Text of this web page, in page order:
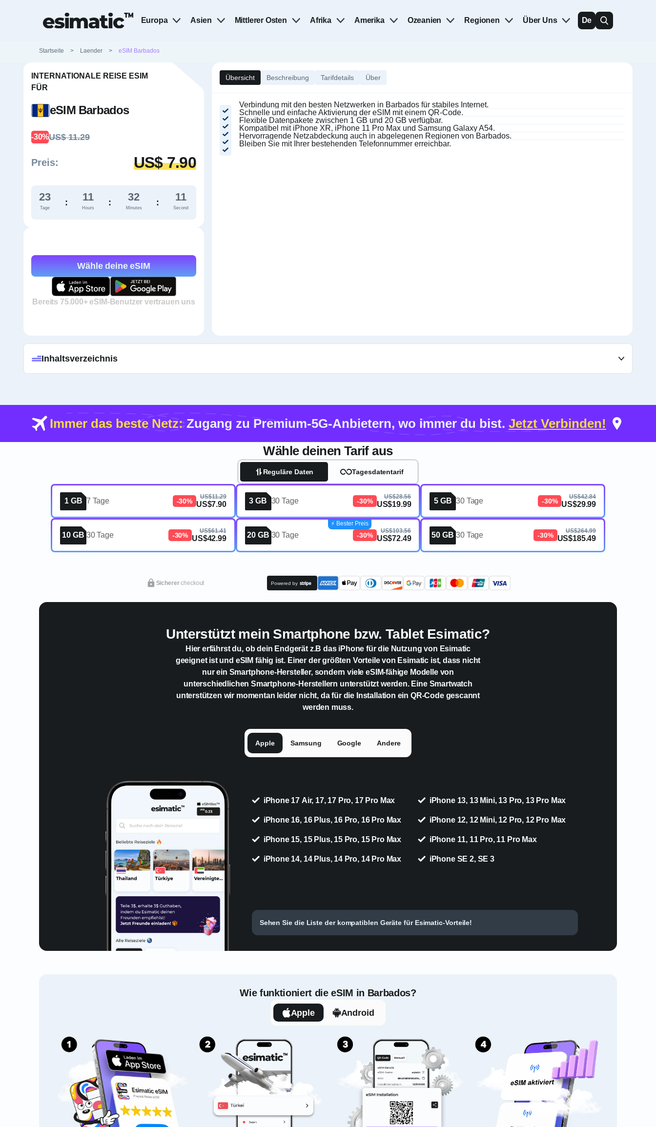
Europa Asien Mittlerer Osten Afrika Amerika Ozeanien Regionen Über Uns De
Startseite > Laender > eSIM Barbados
INTERNATIONALE REISE ESIM
FÜR
eSIM Barbados
-30%US$ 11.29
Preis: US$ 7.90
23
Tage
: 11
Hours
: 32
Minutes
: 10
Second
Wähle deine eSIM
Bereits 75.000+ eSIM-Benutzer vertrauen uns
Übersicht Beschreibung Tarifdetails Über
Verbindung mit den besten Netzwerken in Barbados für stabiles Internet.
Schnelle und einfache Aktivierung der eSIM mit einem QR-Code.
Flexible Datenpakete zwischen 1 GB und 20 GB verfügbar.
Kompatibel mit iPhone XR, iPhone 11 Pro Max und Samsung Galaxy A54.
Hervorragende Netzabdeckung auch in abgelegenen Regionen von Barbados.
Bleiben Sie mit Ihrer bestehenden Telefonnummer erreichbar.
Inhaltsverzeichnis
Immer das beste Netz:Zugang zu Premium-5G-Anbietern, wo immer du bist. Jetzt Verbinden!
Wähle deinen Tarif aus
Reguläre Daten Tagesdatentarif
1 GB 7 Tage -30%
US$11.29
US$7.90 3 GB 30 Tage -30%
US$28.56
US$19.99 5 GB 30 Tage -30%
US$42.84
US$29.99
10 GB 30 Tage -30%
US$61.41
US$42.99 20 GB 30 Tage -30%
US$103.56
US$72.49
⚡️ Bester Preis
50 GB 30 Tage -30%
US$264.99
US$185.49
Sicherercheckout Powered by
Unterstützt mein Smartphone bzw. Tablet Esimatic?
Hier erfährst du, ob dein Endgerät z.B das iPhone für die Nutzung von Esimatic
geeignet ist und eSIM fähig ist. Einer der größten Vorteile von Esimatic ist, dass nicht
nur ein Smartphone-Hersteller, sondern viele eSIM-fähige Modelle von
unterschiedlichen Smartphone-Herstellern unterstützt werden. Eine Smartwatch
unterstützen wir momentan leider nicht, da für die Installation ein QR-Code gescannt
werden muss.
Apple Samsung Google Andere
iPhone 17 Air, 17, 17 Pro, 17 Pro Max
iPhone 16, 16 Plus, 16 Pro, 16 Pro Max
iPhone 15, 15 Plus, 15 Pro, 15 Pro Max
iPhone 14, 14 Plus, 14 Pro, 14 Pro Max
iPhone 13, 13 Mini, 13 Pro, 13 Pro Max
iPhone 12, 12 Mini, 12 Pro, 12 Pro Max
iPhone 11, 11 Pro, 11 Pro Max
iPhone SE 2, SE 3
Sehen Sie die Liste der kompatiblen Geräte für Esimatic-Vorteile!
Wie funktioniert die eSIM in Barbados?
Apple Android